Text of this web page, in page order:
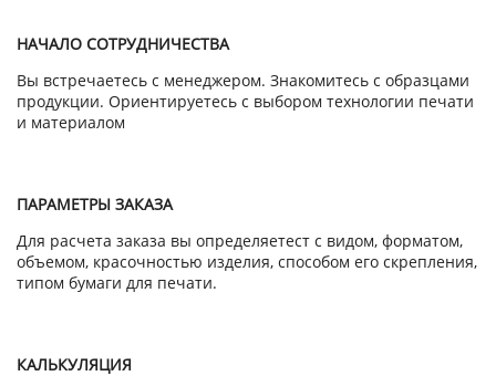
НАЧАЛО СОТРУДНИЧЕСТВА
Вы встречаетесь с менеджером. Знакомитесь с образцами
продукции. Ориентируетесь с выбором технологии печати
и материалом
ПАРАМЕТРЫ ЗАКАЗА
Для расчета заказа вы определяетест с видом, форматом,
объемом, красочностью изделия, способом его скрепления,
типом бумаги для печати.
КАЛЬКУЛЯЦИЯ